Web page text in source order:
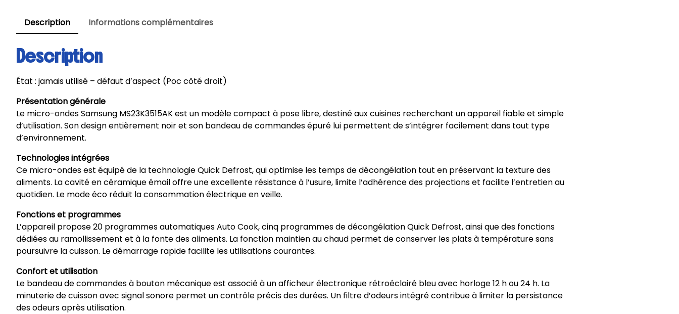
Description Informations complémentaires
Description
État : jamais utilisé – défaut d’aspect (Poc côté droit)
Présentation générale
Le micro-ondes Samsung MS23K3515AK est un modèle compact à pose libre, destiné aux cuisines recherchant un appareil fiable et simple
d’utilisation. Son design entièrement noir et son bandeau de commandes épuré lui permettent de s’intégrer facilement dans tout type
d’environnement.
Technologies intégrées
Ce micro-ondes est équipé de la technologie Quick Defrost, qui optimise les temps de décongélation tout en préservant la texture des
aliments. La cavité en céramique émail offre une excellente résistance à l’usure, limite l’adhérence des projections et facilite l’entretien au
quotidien. Le mode éco réduit la consommation électrique en veille.
Fonctions et programmes
L’appareil propose 20 programmes automatiques Auto Cook, cinq programmes de décongélation Quick Defrost, ainsi que des fonctions
dédiées au ramollissement et à la fonte des aliments. La fonction maintien au chaud permet de conserver les plats à température sans
poursuivre la cuisson. Le démarrage rapide facilite les utilisations courantes.
Confort et utilisation
Le bandeau de commandes à bouton mécanique est associé à un afficheur électronique rétroéclairé bleu avec horloge 12 h ou 24 h. La
minuterie de cuisson avec signal sonore permet un contrôle précis des durées. Un filtre d’odeurs intégré contribue à limiter la persistance
des odeurs après utilisation.